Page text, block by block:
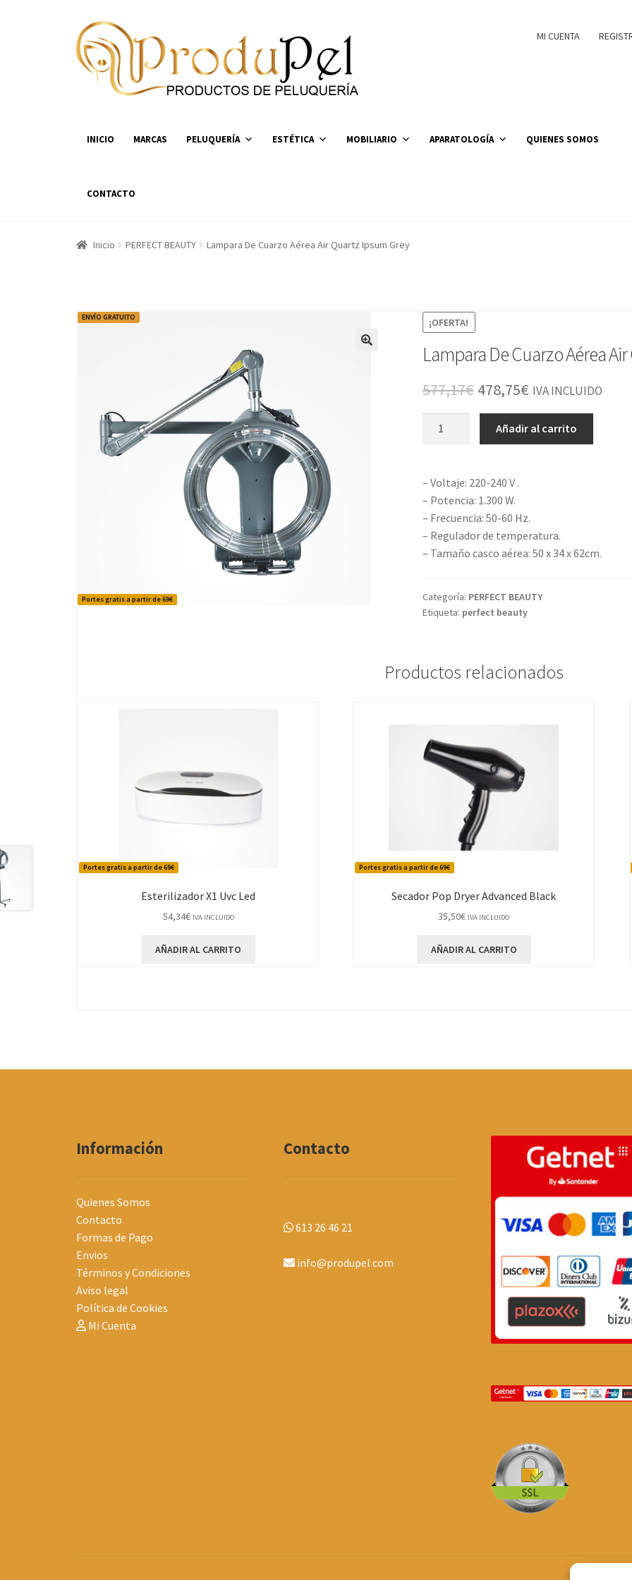
Ir
a
la
navegación
Ir
al
contenido
MI CUENTA
INICIO MARCAS PELUQUERÍA ESTÉTICA MOBILIARIO APARATOLOGÍA QUIENES SOMOS
CONTACTO
Inicio PERFECT BEAUTY Lampara De Cuarzo Aérea Air Quartz Ipsum Grey
¡OFERTA!
Portes gratis a partir de 69€
ENVÍO GRATUITO
Lampara De Cuarzo Aérea
577,17€ El
precio
original
577,17€.
478,75€El
precio
actual
IVA INCLUIDO
Air
Quartz
Ipsum
Grey
cantidad
Añadir al carrito
– Voltaje: 220-240 V .
– Potencia: 1.300 W.
– Frecuencia: 50-60 Hz.
– Regulador de temperatura.
– Tamaño casco aérea: 50 x 34 x 62cm.
Categoría: PERFECT BEAUTY
Etiqueta: perfect beauty
Productos relacionados
Portes gratis a partir de 69€
Esterilizador X1 Uvc Led
54,34€ IVA INCLUIDO
AÑADIR AL CARRITO
Portes gratis a partir de 69€
Secador Pop Dryer Advanced Black
35,50€ IVA INCLUIDO
AÑADIR AL CARRITO
Información
Quienes Somos
Contacto
Formas de Pago
Envios
Términos y Condiciones
Aviso legal
Política de Cookies
Mi Cuenta
Contacto
613 26 46 21
info@produpel.com